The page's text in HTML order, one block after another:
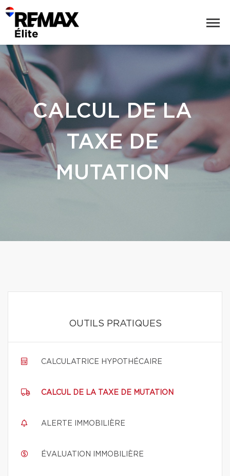
CALCUL DE LA
TAXE DE
MUTATION
OUTILS PRATIQUES
CALCULATRICE HYPOTHÉCAIRE
CALCUL DE LA TAXE DE MUTATION
ALERTE IMMOBILIÈRE
ÉVALUATION IMMOBILIÈRE